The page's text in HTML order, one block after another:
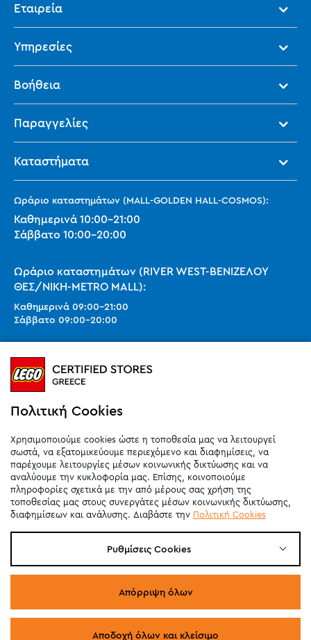
Εταιρεία
Υπηρεσίες
Βοήθεια
Παραγγελίες
Καταστήματα
Ωράριο καταστημάτων (MALL-GOLDEN HALL-COSMOS):
Καθημερινά 10:00-21:00
Σάββατο 10:00-20:00
Ωράριο καταστημάτων (RIVER WEST-ΒΕΝΙΖΕΛΟΥ
ΘΕΣ/ΝΙΚΗ-METRO MALL):
Καθημερινά 09:00-21:00
Σάββατο 09:00-20:00
Ωράριο καταστημάτων (SMART PARK):
Καθημερινά10:00-21:00
Σάββατο09:00
Κυριακή 11:00-20:00 (έως 25/10)
orders@legostoregreece.gr
Αρ.Γ.Ε.ΜΗ: 084878102000
Πολιτική Cookies
Χρησιμοποιούμε cookies ώστε η τοποθεσία μας να λειτουργεί
σωστά, να εξατομικεύουμε περιεχόμενο και διαφημίσεις, να
παρέχουμε λειτουργίες μέσων κοινωνικής δικτύωσης και να
αναλύουμε την κυκλοφορία μας. Επίσης, κοινοποιούμε
πληροφορίες σχετικά με την από μέρους σας χρήση της
τοποθεσίας μας στους συνεργάτες μέσων κοινωνικής δικτύωσης,
διαφημίσεων και ανάλυσης. Διαβάστε την Πολιτική Cookies
Ρυθμίσεις Cookies
Απόρριψη όλων
Αποδοχή όλων και κλείσιμο